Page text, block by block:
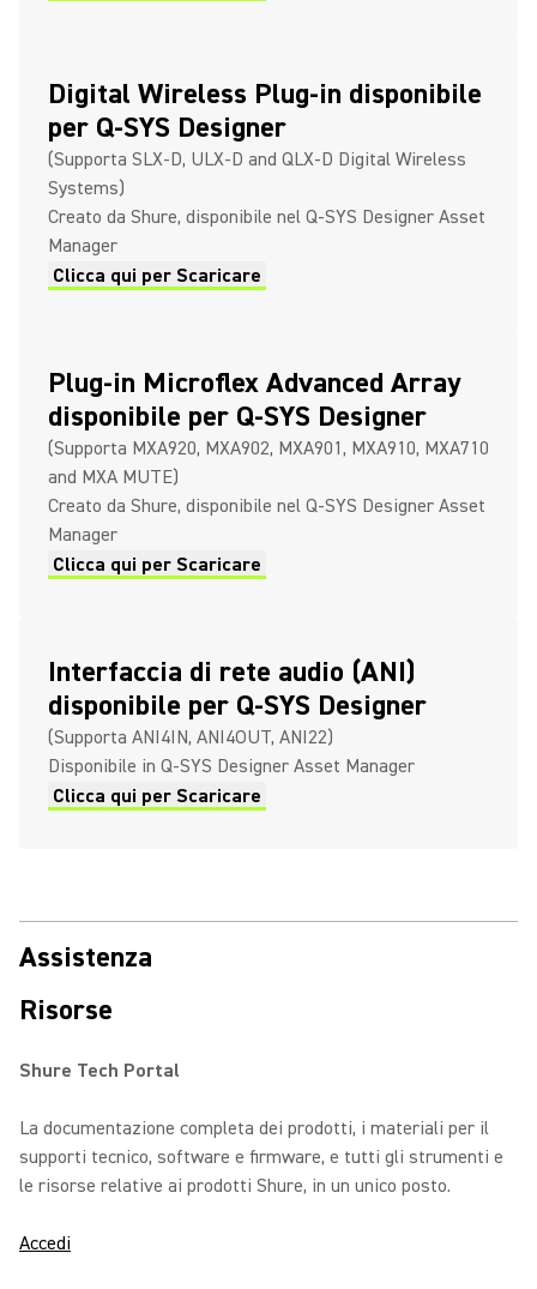
Digital Wireless Plug-in disponibile
per Q-SYS Designer
(Supporta SLX-D, ULX-D and QLX-D Digital Wireless
Systems)
Creato da Shure, disponibile nel Q-SYS Designer Asset
Manager
Clicca qui per Scaricare
Plug-in Microflex Advanced Array
disponibile per Q-SYS Designer
(Supporta MXA920, MXA902, MXA901, MXA910, MXA710
and MXA MUTE)
Creato da Shure, disponibile nel Q-SYS Designer Asset
Manager
Clicca qui per Scaricare
Interfaccia di rete audio (ANI)
disponibile per Q-SYS Designer
(Supporta ANI4IN, ANI4OUT, ANI22)
Disponibile in Q-SYS Designer Asset Manager
Clicca qui per Scaricare
Assistenza
Risorse
Shure Tech Portal
La documentazione completa dei prodotti, i materiali per il
supporti tecnico, software e firmware, e tutti gli strumenti e
le risorse relative ai prodotti Shure, in un unico posto.
Accedi